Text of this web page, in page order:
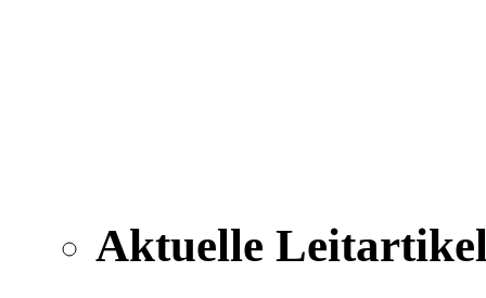
Aktuelle